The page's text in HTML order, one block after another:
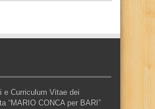
e Curriculum Vitae dei
“MARIO CONCA per BARI”